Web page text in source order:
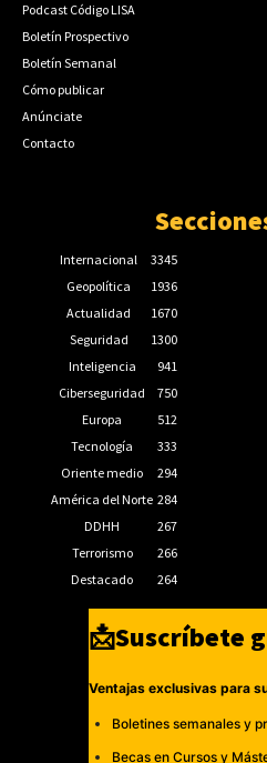
Podcast Código LISA
Boletín Prospectivo
Boletín Semanal
Cómo publicar
Anúnciate
Contacto
Internacional
3345
Geopolítica
1936
Actualidad
1670
Seguridad
1300
Inteligencia
941
Ciberseguridad
750
Europa
512
Tecnología
333
Oriente medio
294
América del Norte 284
DDHH
267
Terrorismo
266
Destacado
264
📩Suscríbete
Ventajas exclusivas para
Boletines semanales y
Becas en Cursos y